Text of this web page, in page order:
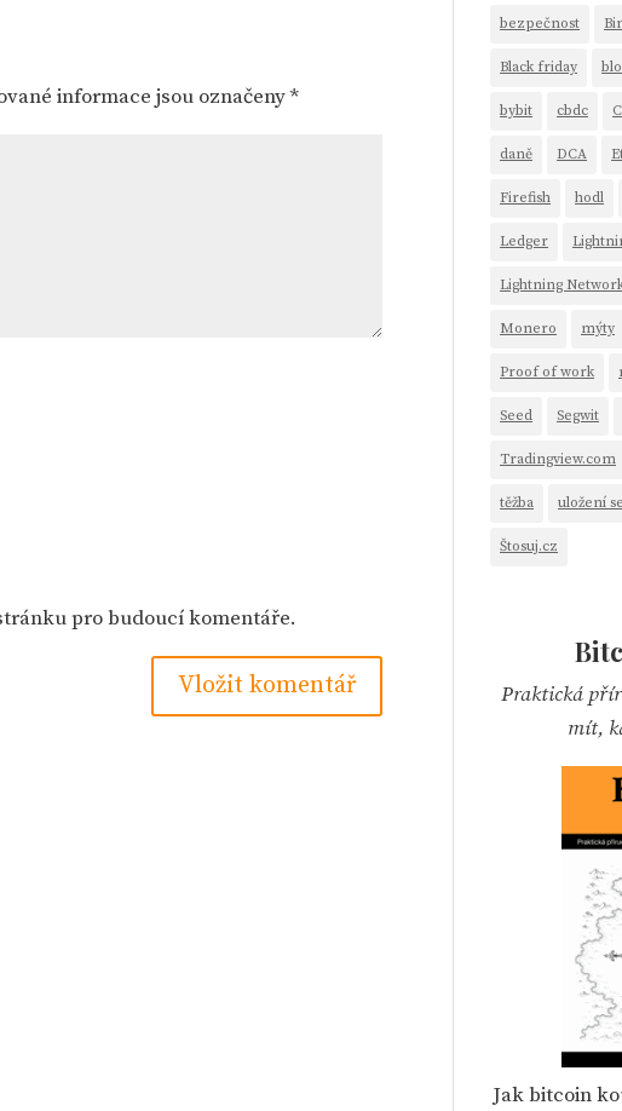
informace jsou označeny*
pro budoucí komentáře.
bezpečnost
Black friday
bybit cbdc
daně DCA
Firefish hodl
Ledger
Lightning
Monero mýty
Proof of work
Seed Segwit
Tradingview.com
těžba uložení
Štosuj.cz
Praktická
mít,
Jak bitcoin